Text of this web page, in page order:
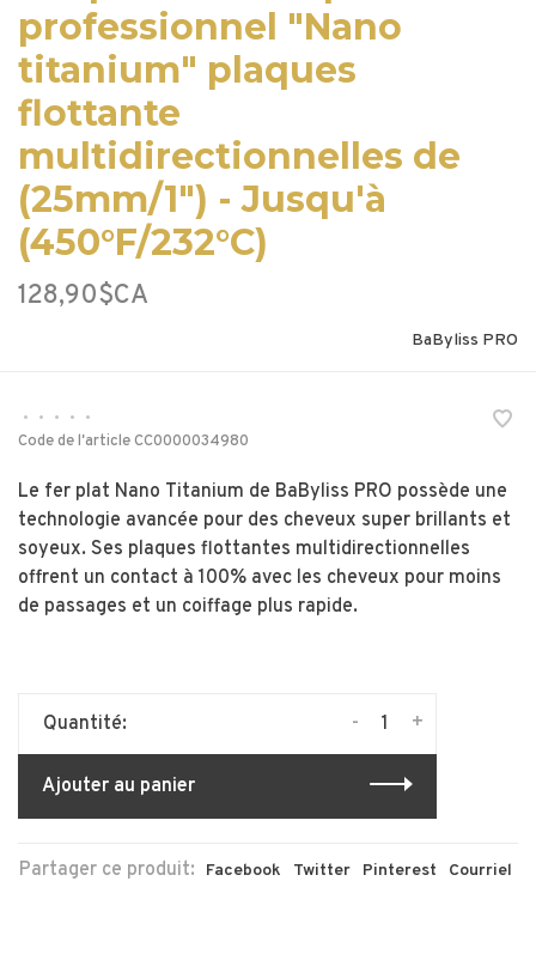
professionnel "Nano
titanium" plaques
flottante
multidirectionnelles de
(25mm/1") - Jusqu'à
(450°F/232°C)
128,90$CA
BaByliss PRO
• • • •
•
Code de l'articleCC0000034980
Le fer plat Nano Titanium de BaByliss PRO possède une
technologie avancée pour des cheveux super brillants et
soyeux. Ses plaques flottantes multidirectionnelles
offrent un contact à 100% avec les cheveux pour moins
de passages et un coiffage plus rapide.
Quantité: +
-
Ajouter au panier
Partager ce produit: Facebook Twitter Pinterest Courriel